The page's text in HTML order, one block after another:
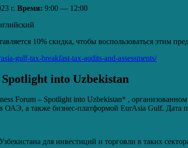
г. Время: 9:00 — 12:00
10% скидка, чтобы воспользоваться этим
gulf-tax-breakfast-tax-audits-and-assessments/
into Uzbekistan
Forum – Spotlight into Uzbekistan* ,
ОАЭ, а также бизнес-платформой EurAsia Gulf. Дата
для инвестиций и торговли в таких